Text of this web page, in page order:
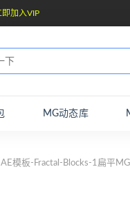
即加入VIP
MG动态库
AE模板-Fractal-Blocks-1扁平